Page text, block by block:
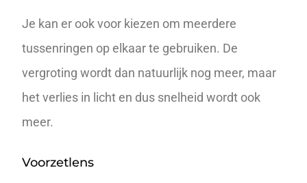
Je kan er ook voor kiezen om meerdere
tussenringen op elkaar te gebruiken. De
vergroting wordt dan natuurlijk nog meer, maar
het verlies in licht en dus snelheid wordt ook
meer.
Voorzetlens